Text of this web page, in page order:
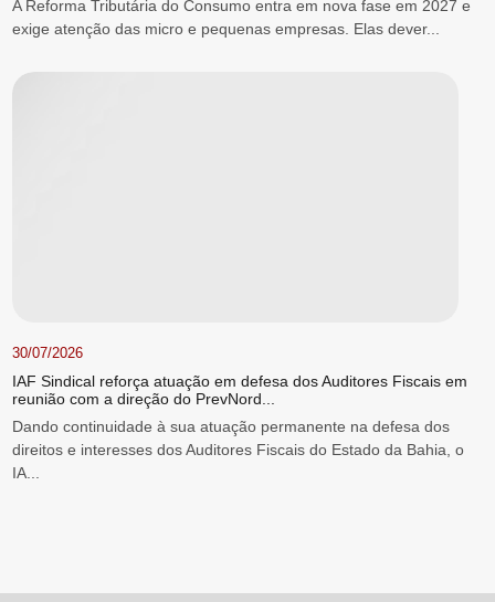
A Reforma Tributária do Consumo entra em nova fase em 2027 e
exige atenção das micro e pequenas empresas. Elas dever...
30/07/2026
IAF Sindical reforça atuação em defesa dos Auditores Fiscais em
reunião com a direção do PrevNord...
Dando continuidade à sua atuação permanente na defesa dos
direitos e interesses dos Auditores Fiscais do Estado da Bahia, o
IA...